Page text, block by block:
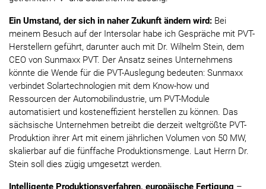
Ein Umstand, der sich in naher Zukunft ändern wird: Bei
meinem Besuch auf der Intersolar habe ich Gespräche mit PVT-
Herstellern geführt, darunter auch mit Dr. Wilhelm Stein, dem
CEO von Sunmaxx PVT. Der Ansatz seines Unternehmens
könnte die Wende für die PVT-Auslegung bedeuten: Sunmaxx
verbindet Solartechnologien mit dem Know-how und
Ressourcen der Automobilindustrie, um PVT-Module
automatisiert und kosteneffizient herstellen zu können. Das
sächsische Unternehmen betreibt die derzeit weltgrößte PVT-
Produktion ihrer Art mit einem jährlichen Volumen von 50 MW,
skalierbar auf die fünffache Produktionsmenge. Laut Herrn Dr.
Stein soll dies zügig umgesetzt werden.